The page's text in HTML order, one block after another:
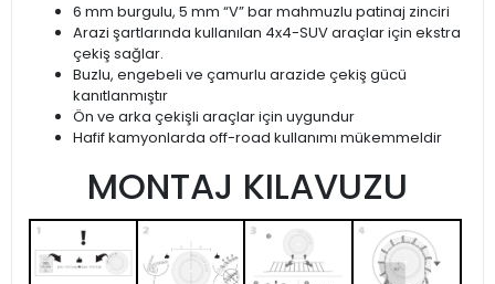
6 mm burgulu, 5 mm “V” bar mahmuzlu patinaj zinciri
Arazi şartlarında kullanılan 4x4-SUV araçlar için ekstra
çekiş sağlar.
Buzlu, engebeli ve çamurlu arazide çekiş gücü
kanıtlanmıştır
Ön ve arka çekişli araçlar için uygundur
Hafif kamyonlarda off-road kullanımı mükemmeldir
MONTAJ KILAVUZU